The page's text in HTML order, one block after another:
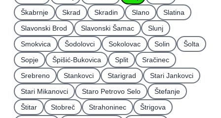
Škabrnje
Skrad Skradin Slano
Slatina
Slavonski Brod
Slavonski Šamac
Slunj
Smokvica
Šodolovci Sokolovac Solin
Šolta
Sopje
Špišić-Bukovica Split
Sračinec
Srebreno
Stankovci Starigrad
Stari Jankovci
Stari Mikanovci
Staro Petrovo Selo
Štefanje
Štitar
Stobreč Strahoninec
Štrigova